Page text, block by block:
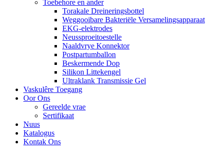
Toebehore en ander
Torakale Dreineringsbottel
Weggooibare Bakteriële Versamelingsapparaat
EKG-elektrodes
Neussproeitoestelle
Naaldvrye Konnektor
Postpartumballon
Beskermende Dop
Silikon Littekengel
Ultraklank Transmissie Gel
Vaskulêre Toegang
Oor Ons
Gereelde vrae
Sertifikaat
Nuus
Katalogus
Kontak Ons